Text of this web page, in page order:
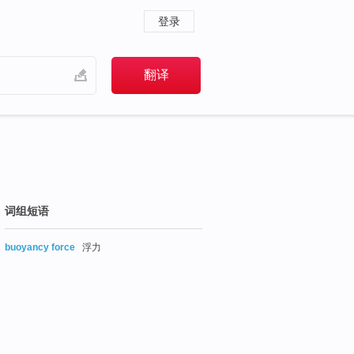
登录
词组短语
buoyancy force 浮力